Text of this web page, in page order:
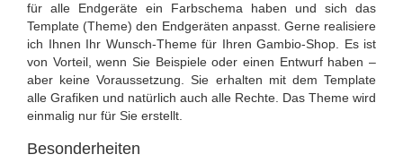
für alle Endgeräte ein Farbschema haben und sich das
Template (Theme) den Endgeräten anpasst. Gerne realisiere
ich Ihnen Ihr Wunsch-Theme für Ihren Gambio-Shop. Es ist
von Vorteil, wenn Sie Beispiele oder einen Entwurf haben –
aber keine Voraussetzung. Sie erhalten mit dem Template
alle Grafiken und natürlich auch alle Rechte. Das Theme wird
einmalig nur für Sie erstellt.
Besonderheiten